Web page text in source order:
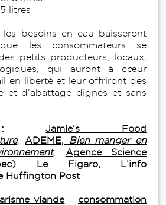
litres
besoins en eau baisseront
les consommateurs se
petits producteurs, locaux,
qui auront à cœur
en liberté et leur offriront des
et d’abattage dignes et sans
:Jamie’s Food
, ADEME,
Bien manger en
, Agence Science
Le Figaro,
L’info
Huffington Post
viande- consommation